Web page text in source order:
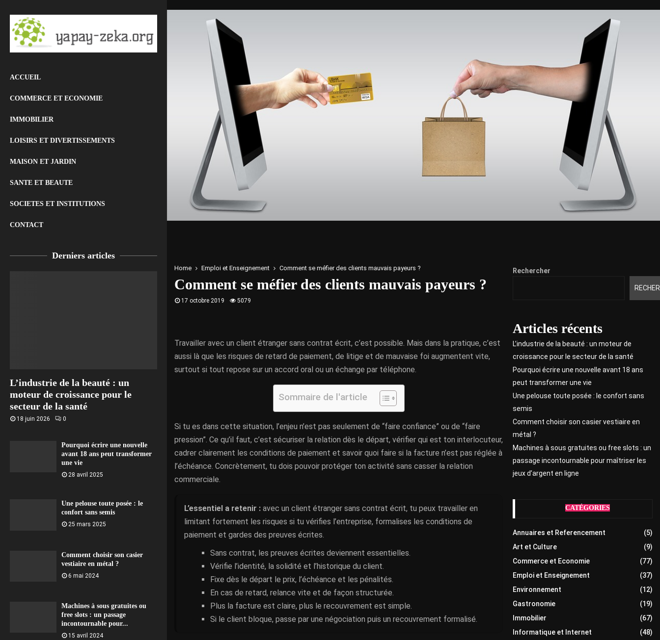
ACCUEIL
COMMERCE ET ECONOMIE
IMMOBILIER
LOISIRS ET DIVERTISSEMENTS
MAISON ET JARDIN
SANTE ET BEAUTE
SOCIETES ET INSTITUTIONS
CONTACT
Derniers articles
L’industrie de la beauté : un
moteur de croissance pour le
secteur de la santé
18 juin 2026 0
Pourquoi écrire une nouvelle
avant 18 ans peut transformer
une vie
28 avril 2025
Une pelouse toute posée : le
confort sans semis
25 mars 2025
Comment choisir son casier
vestiaire en métal ?
6 mai 2024
Machines à sous gratuites ou
free slots : un passage
incontournable pour...
15 avril 2024
Home Emploi et Enseignement Comment se méfier des clients mauvais payeurs ?
Comment se méfier des clients mauvais payeurs ?
17 octobre 2019 5079
Travailler avec un client étranger sans contrat écrit, c’est possible. Mais dans la pratique, c’est
aussi là que les risques de retard de paiement, de litige et de mauvaise foi augmentent vite,
surtout si tout repose sur un accord oral ou un échange par téléphone.
Sommaire de l'article
Si tu es dans cette situation, l’enjeu n’est pas seulement de “faire confiance” ou de “faire
pression”. Ce qu’il faut, c’est sécuriser la relation dès le départ, vérifier qui est ton interlocuteur,
cadrer clairement les conditions de paiement et savoir quoi faire si la facture n’est pas réglée à
l’échéance. Concrètement, tu dois pouvoir protéger ton activité sans casser la relation
commerciale.
L’essentiel a retenir : avec un client étranger sans contrat écrit, tu peux travailler en
limitant fortement les risques si tu vérifies l’entreprise, formalises les conditions de
paiement et gardes des preuves écrites.
Sans contrat, les preuves écrites deviennent essentielles.
Vérifie l’identité, la solidité et l’historique du client.
Fixe dès le départ le prix, l’échéance et les pénalités.
En cas de retard, relance vite et de façon structurée.
Plus la facture est claire, plus le recouvrement est simple.
Si le client bloque, passe par une négociation puis un recouvrement formalisé.
Rechercher
Articles récents
L’industrie de la beauté : un moteur de
croissance pour le secteur de la santé
Pourquoi écrire une nouvelle avant 18 ans
peut transformer une vie
Une pelouse toute posée : le confort sans
semis
Comment choisir son casier vestiaire en
métal ?
Machines à sous gratuites ou free slots : un
passage incontournable pour maîtriser les
jeux d’argent en ligne
CATÉGORIES
Annuaires et Referencement
(5)
Art et Culture
(9)
Commerce et Economie
(77)
Emploi et Enseignement
(37)
Environnement
(12)
Gastronomie
(19)
Immobilier
(67)
Informatique et Internet
(48)